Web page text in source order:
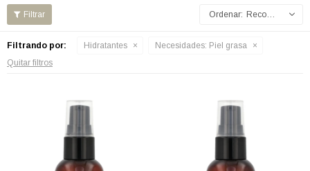
Recomendados
Filtrando por: Hidratantes Necesidades: Piel grasa
Quitar filtros